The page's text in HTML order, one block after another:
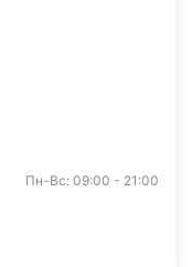
Пн-Вс: 09:00 - 21:00